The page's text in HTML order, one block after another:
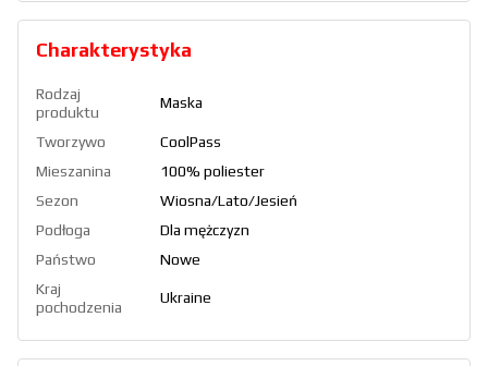
Charakterystyka
Rodzaj
produktu
Maska
Tworzywo
CoolPass
Mieszanina
100% poliester
Sezon
Wiosna/Lato/Jesień
Podłoga
Dla mężczyzn
Państwo
Nowe
Kraj
pochodzenia
Ukraine